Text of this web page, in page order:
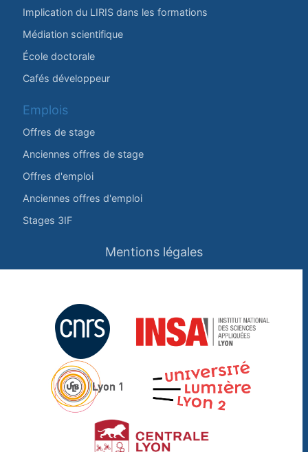
Implication du LIRIS dans les formations
Médiation scientifique
École doctorale
Cafés développeur
Emplois
Offres de stage
Anciennes offres de stage
Offres d'emploi
Anciennes offres d'emploi
Stages 3IF
Mentions légales